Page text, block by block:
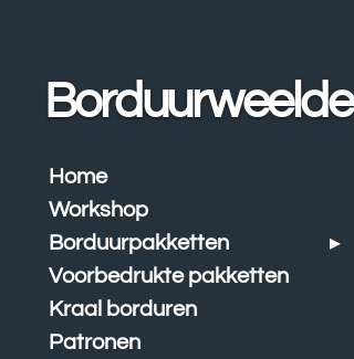
Borduurweelde
Home
Workshop
Borduurpakketten
Voorbedrukte pakketten
Kraal borduren
Patronen